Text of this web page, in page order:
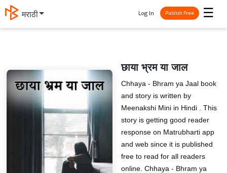
मराठी ☰
Log In Publish Free
छाया भ्रम या जाल
Chhaya - Bhram ya Jaal book
and story is written by
Meenakshi Mini in Hindi . This
story is getting good reader
response on Matrubharti app
and web since it is published
free to read for all readers
online. Chhaya - Bhram ya